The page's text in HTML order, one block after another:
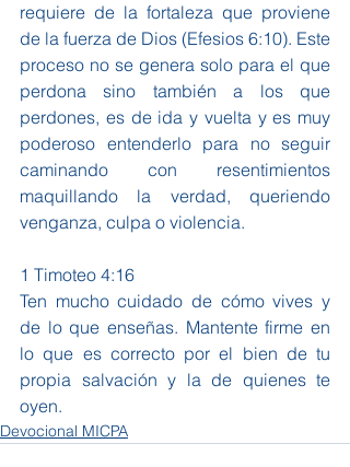
requiere de la fortaleza que proviene
de la fuerza de Dios (Efesios 6:10). Este
proceso no se genera solo para el que
perdona sino también a los que
perdones, es de ida y vuelta y es muy
poderoso entenderlo para no seguir
caminando con resentimientos
maquillando la verdad, queriendo
venganza, culpa o violencia.
1 Timoteo 4:16
Ten mucho cuidado de cómo vives y
de lo que enseñas. Mantente firme en
lo que es correcto por el bien de tu
propia salvación y la de quienes te
oyen.
Devocional MICPA